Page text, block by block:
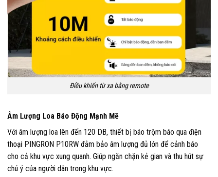
Điều khiển từ xa bằng remote
Âm Lượng Loa Báo Động Mạnh Mẽ
Với âm lượng loa lên đến 120 DB, thiết bị báo trộm báo qua điện
thoại PINGRON P10RW đảm bảo âm lượng đủ lớn để cảnh báo
cho cả khu vực xung quanh. Giúp ngăn chặn kẻ gian và thu hút sự
chú ý của người dân trong khu vực.